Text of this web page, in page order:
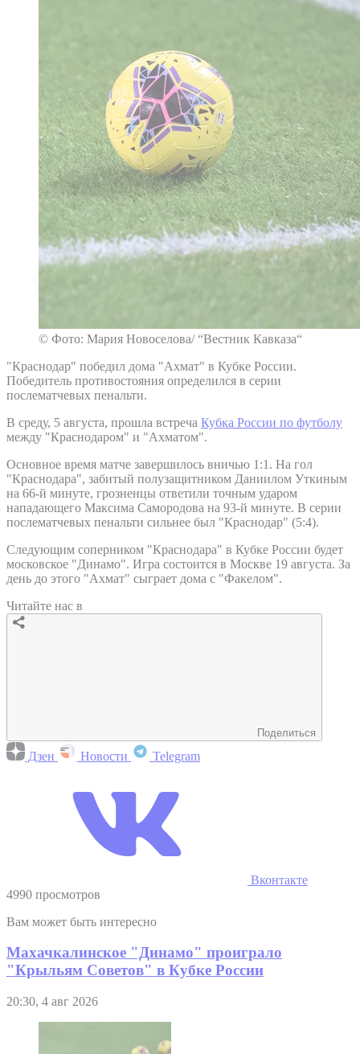
© Фото: Мария Новоселова/ “Вестник Кавказа“
"Краснодар" победил дома "Ахмат" в Кубке России.
Победитель противостояния определился в серии
послематчевых пенальти.
В среду, 5 августа, прошла встреча Кубка России по футболу
между "Краснодаром" и "Ахматом".
Основное время матче завершилось вничью 1:1. На гол
"Краснодара", забитый полузащитником Даниилом Уткиным
на 66-й минуте, грозненцы ответили точным ударом
нападающего Максима Самородова на 93-й минуте. В серии
послематчевых пенальти сильнее был "Краснодар" (5:4).
Следующим соперником "Краснодара" в Кубке России будет
московское "Динамо". Игра состоится в Москве 19 августа. За
день до этого "Ахмат" сыграет дома с "Факелом".
Читайте нас в
Поделиться
Дзен Новости Telegram
Вконтакте
4990 просмотров
Вам может быть интересно
Махачкалинское "Динамо" проиграло
"Крыльям Советов" в Кубке России
20:30, 4 авг 2026